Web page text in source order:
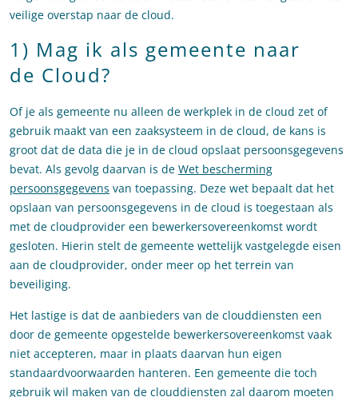
veilige overstap naar de cloud.
1) Mag ik als gemeente naar
de Cloud?
Of je als gemeente nu alleen de werkplek in de cloud zet of
gebruik maakt van een zaaksysteem in de cloud, de kans is
groot dat de data die je in de cloud opslaat persoonsgegevens
bevat. Als gevolg daarvan is de Wet bescherming
persoonsgegevens van toepassing. Deze wet bepaalt dat het
opslaan van persoonsgegevens in de cloud is toegestaan als
met de cloudprovider een bewerkersovereenkomst wordt
gesloten. Hierin stelt de gemeente wettelijk vastgelegde eisen
aan de cloudprovider, onder meer op het terrein van
beveiliging.
Het lastige is dat de aanbieders van de clouddiensten een
door de gemeente opgestelde bewerkersovereenkomst vaak
niet accepteren, maar in plaats daarvan hun eigen
standaardvoorwaarden hanteren. Een gemeente die toch
gebruik wil maken van de clouddiensten zal daarom moeten